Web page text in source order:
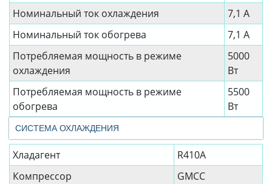
Номинальный ток охлаждения
7,1 А
Номинальный ток обогрева
7,1 А
Потребляемая мощность в режиме
охлаждения
5000
Вт
Потребляемая мощность в режиме
обогрева
5500
Вт
СИСТЕМА ОХЛАЖДЕНИЯ
Хладагент
R410A
Компрессор
GMCC